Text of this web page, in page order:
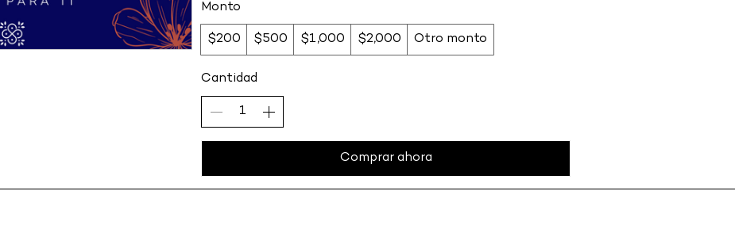
Monto
$200 $500 $1,000 $2,000 Otro monto
Cantidad
Comprar ahora